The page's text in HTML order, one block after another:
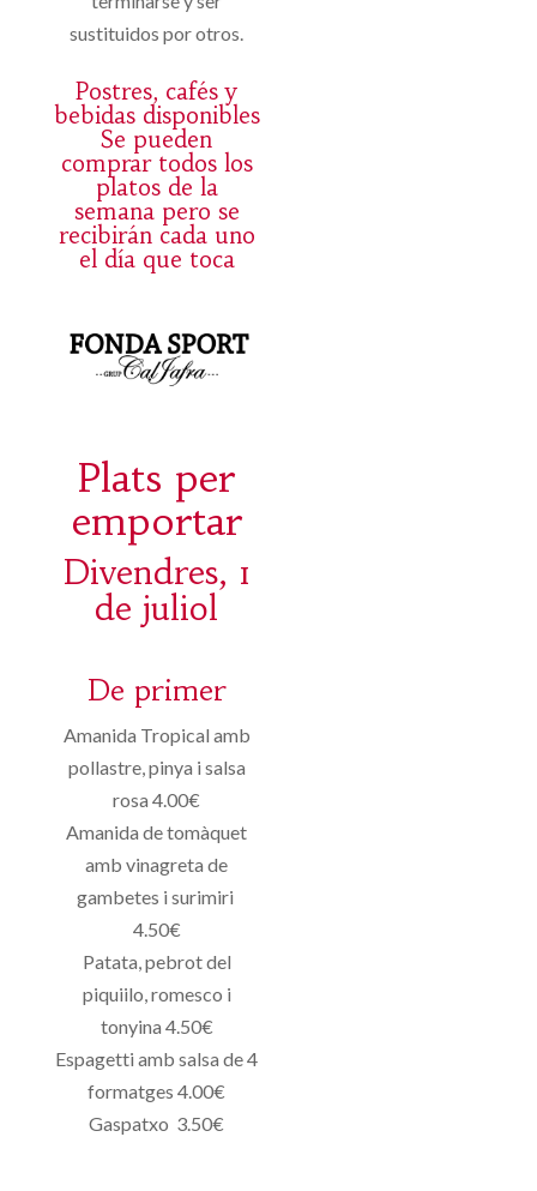
sustituidos por otros.
Postres, cafés y
bebidas disponibles
Se pueden
comprar todos los
platos de la
semana pero se
recibirán cada uno
el día que toca
Plats per
emportar
Divendres, 1
de juliol
De primer
Amanida Tropical amb
pollastre, pinya i salsa
rosa 4.00€
Amanida de tomàquet
amb vinagreta de
gambetes i surimiri
4.50€
Patata, pebrot del
piquiilo, romesco i
tonyina 4.50€
Espagetti amb salsa de 4
formatges 4.00€
Gaspatxo 3.50€